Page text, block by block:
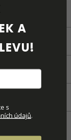
A
s
údajů.